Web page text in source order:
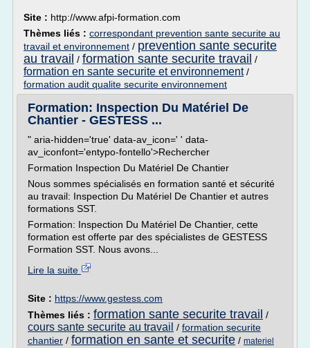
Site : http://www.afpi-formation.com
Thèmes liés : correspondant prevention sante securite au
travail et environnement / prevention sante securite
au travail / formation sante securite travail /
formation en sante securite et environnement/
formation audit qualite securite environnement
Formation: Inspection Du Matériel De
Chantier - GESTESS ...
" aria-hidden='true' data-av_icon=' ' data-
av_iconfont='entypo-fontello'>Rechercher
Formation Inspection Du Matériel De Chantier
Nous sommes spécialisés en formation santé et sécurité
au travail: Inspection Du Matériel De Chantier et autres
formations SST.
Formation: Inspection Du Matériel De Chantier, cette
formation est offerte par des spécialistes de GESTESS
Formation SST. Nous avons...
Lire la suite
Site : https://www.gestess.com
Thèmes liés : formation sante securite travail /
cours sante securite au travail / formation securite
chantier / formation en sante et securite / materiel